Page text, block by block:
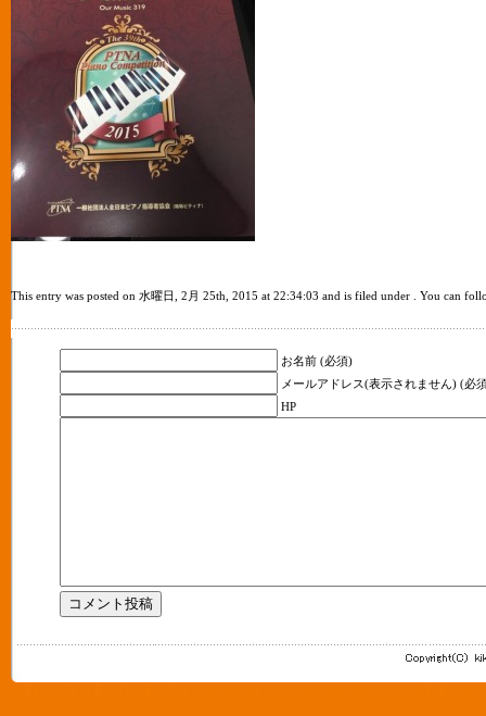
This entry was posted on 水曜日, 2月 25th, 2015 at 22:34:03 and is filed under . You can
お名前 (必須)
メールアドレス(表示されません) (必
HP